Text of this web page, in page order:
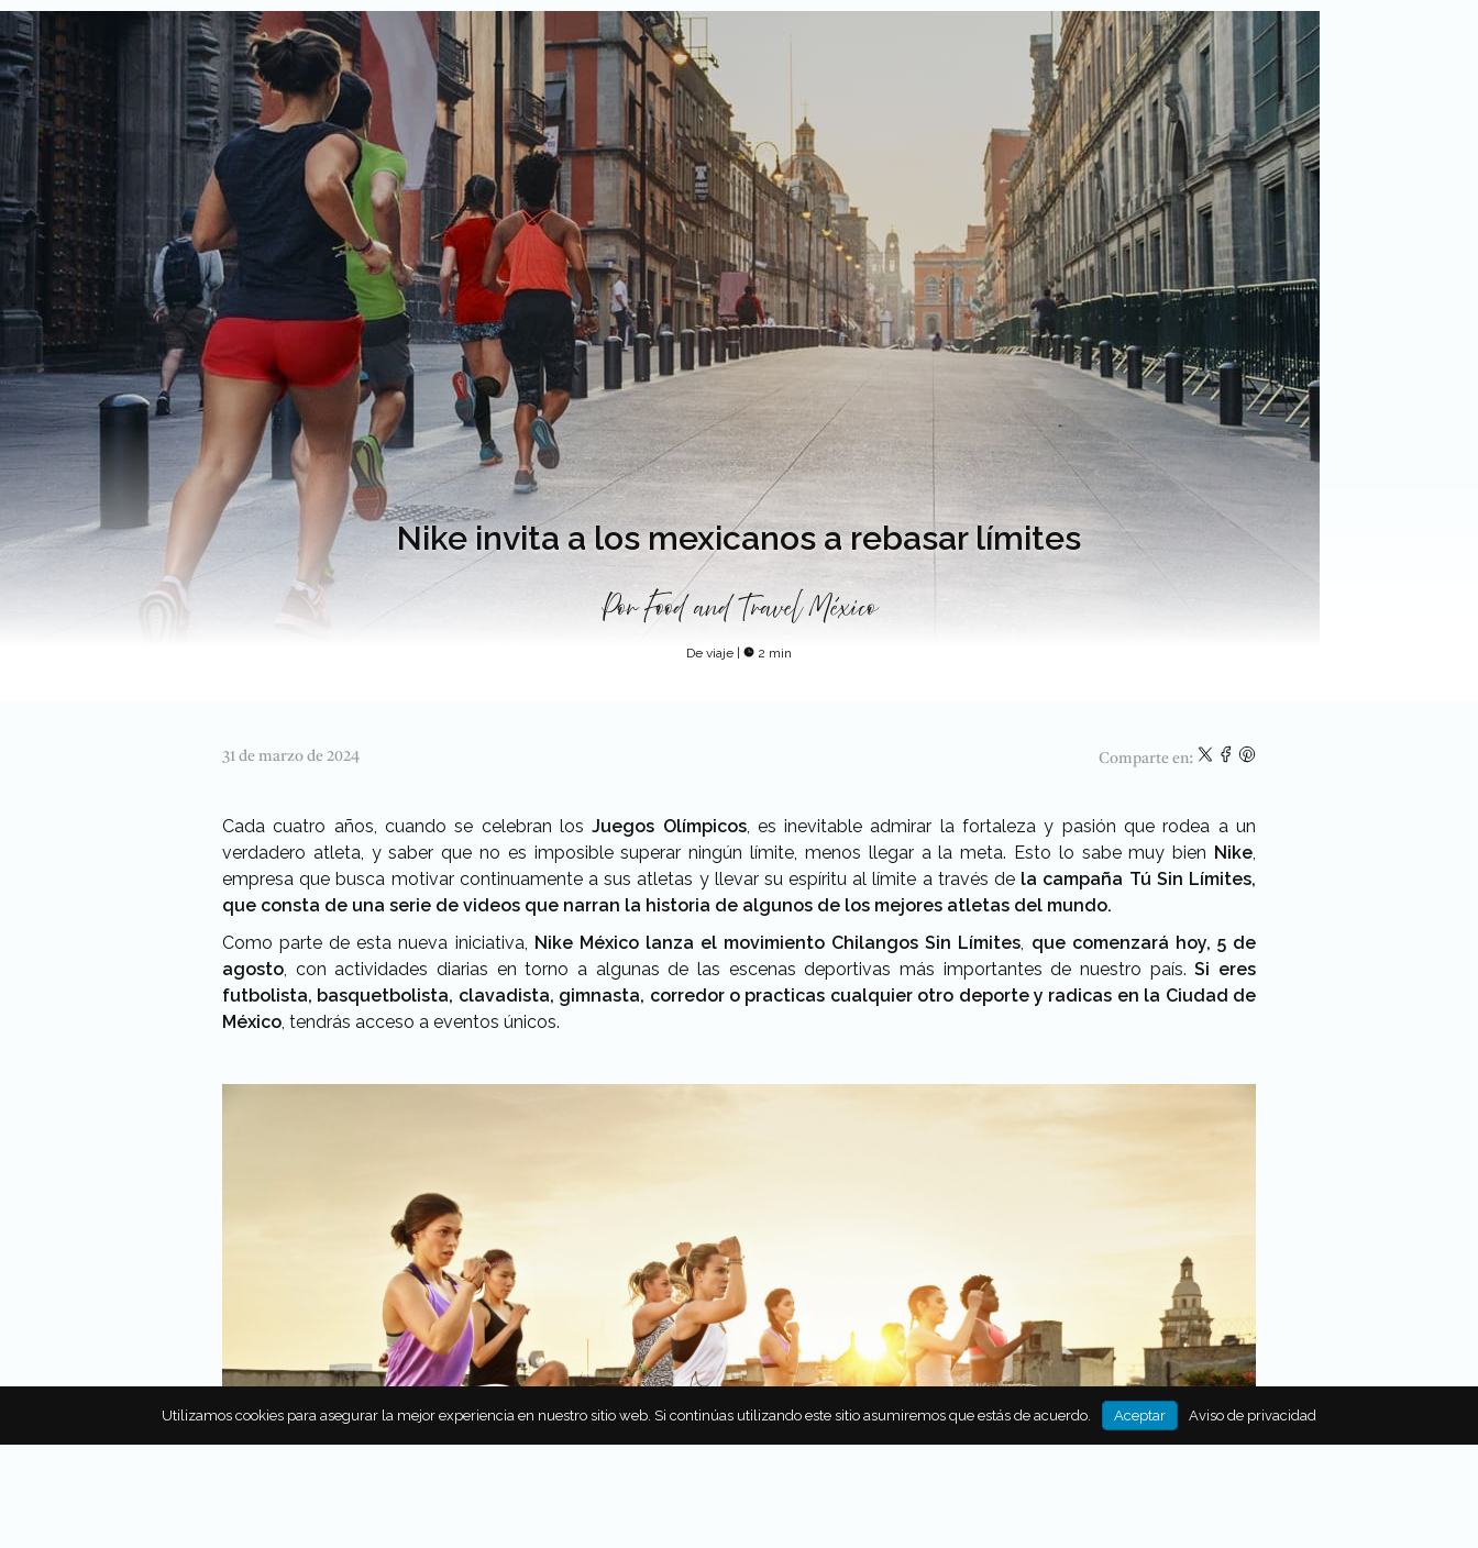
Nike invita a los mexicanos a rebasar límites
Por Food and Travel México
De viaje | 2 min
31 de marzo de 2024 Comparte en:
Cada cuatro años, cuando se celebran losJuegos Olímpicos, es inevitable admirar la fortaleza y pasión que rodea a un
verdadero atleta, y saber que no es imposible superar ningún límite, menos llegar a la meta. Esto lo sabe muy bien Nike
empresa que busca motivar continuamente a sus atletas y llevar su espíritu al límite a través de la campaña Tú Sin Límites,
que consta de una serie de videos que narran la historia de algunos de los mejores atletas del mundo.
Como parte de esta nueva iniciativa, Nike México lanza el movimiento Chilangos Sin Límites que comenzará hoy, 5 de
agosto , con actividades diarias en torno a algunas de las escenas deportivas más importantes de nuestro país. Si eres
futbolista, basquetbolista, clavadista, gimnasta, corredor o practicas cualquier otro deporte y radicas en la Ciudad de
México , tendrás acceso a eventos únicos.
Utilizamos cookies para asegurar la mejor experiencia en nuestro sitio web. Si continúas utilizando este sitio asumiremos que estás de acuerdo. Aceptar Aviso de privacidad